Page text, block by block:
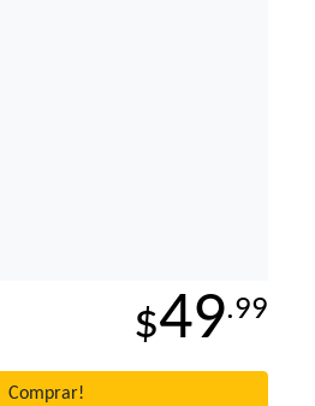
$49.99
Comprar!